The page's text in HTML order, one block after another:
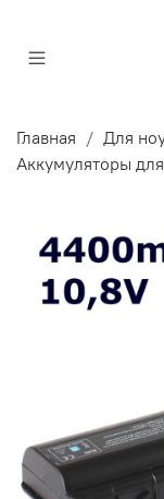
Главная Для
Аккумуляторы